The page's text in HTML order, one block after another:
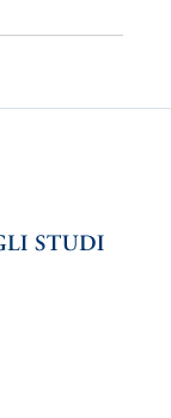
Luigi
Oreste Del
Giuseppe
Rinaldo
Arturo